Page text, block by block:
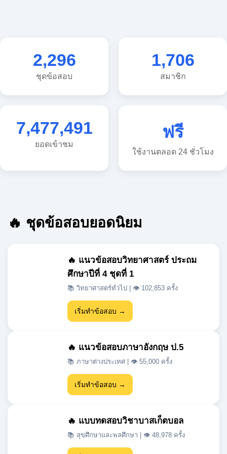
2,296
ชุดข้อสอบ
1,706
สมาชิก
7,477,491
ยอดเข้าชม
ฟรี
ใช้งานตลอด 24 ชั่วโมง
🔥 ชุดข้อสอบยอดนิยม
🔥 แนวข้อสอบวิทยาศาสตร์ ประถม
ศึกษาปีที่ 4 ชุดที่ 1
📚 วิทยาศาสตร์ทั่วไป | 👁 102,853 ครั้ง
เริ่มทำข้อสอบ →
🔥 แนวข้อสอบภาษาอังกฤษ ป.5
📚 ภาษาต่างประเทศ | 👁 55,000 ครั้ง
เริ่มทำข้อสอบ →
🔥 แบบทดสอบวิชาบาสเก็ตบอล
📚 สุขศึกษาและพลศึกษา | 👁 48,978 ครั้ง